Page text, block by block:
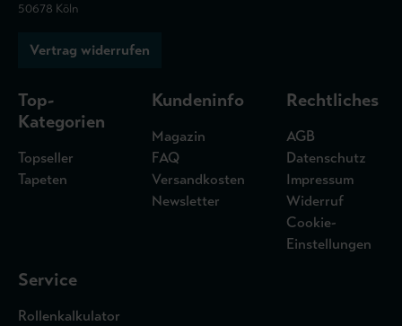
50678 Köln
Vertrag widerrufen
Top-
Kategorien
Topseller
Tapeten
Kundeninfo
Magazin
FAQ
Versandkosten
Newsletter
Rechtliches
AGB
Datenschutz
Impressum
Widerruf
Cookie-
Einstellungen
Service
Rollenkalkulator